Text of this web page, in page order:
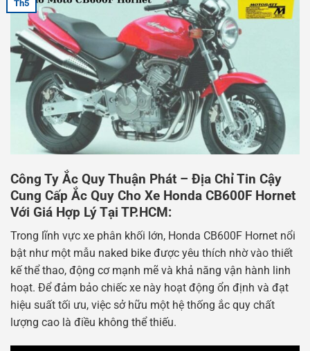
Th5
Công Ty Ắc Quy Thuận Phát – Địa Chỉ Tin Cậy
Cung Cấp Ắc Quy Cho Xe Honda CB600F Hornet
Với Giá Hợp Lý Tại TP.HCM:
Trong lĩnh vực xe phân khối lớn, Honda CB600F Hornet nổi
bật như một mẫu naked bike được yêu thích nhờ vào thiết
kế thể thao, động cơ mạnh mẽ và khả năng vận hành linh
hoạt. Để đảm bảo chiếc xe này hoạt động ổn định và đạt
hiệu suất tối ưu, việc sở hữu một hệ thống ắc quy chất
lượng cao là điều không thể thiếu.